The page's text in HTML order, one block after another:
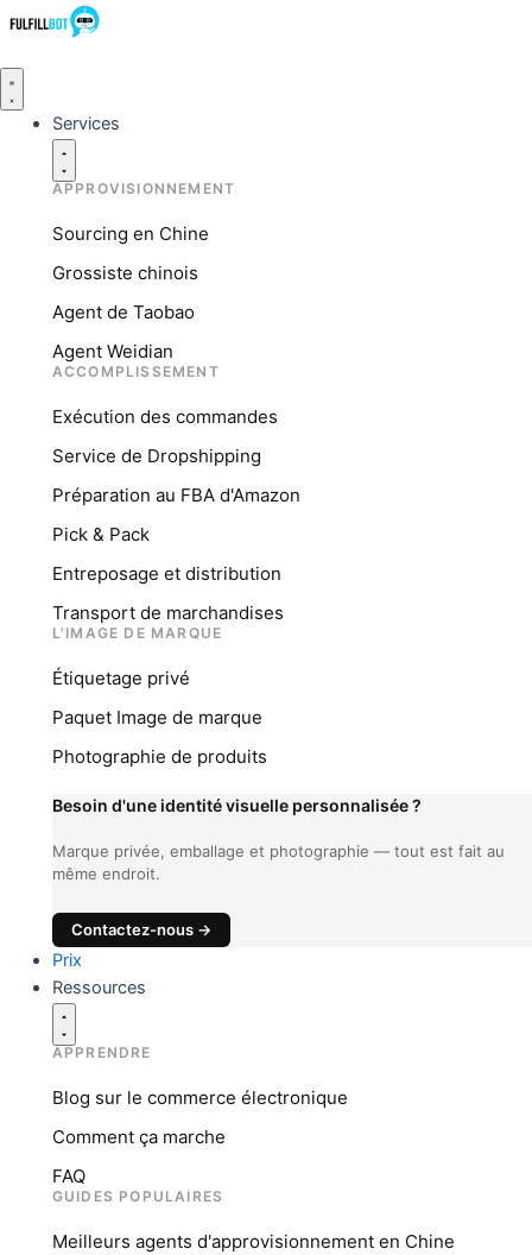
Services
APPROVISIONNEMENT
Sourcing en Chine
Grossiste chinois
Agent de Taobao
Agent Weidian
ACCOMPLISSEMENT
Exécution des commandes
Service de Dropshipping
Préparation au FBA d'Amazon
Pick & Pack
Entreposage et distribution
Transport de marchandises
L'IMAGE DE MARQUE
Étiquetage privé
Paquet Image de marque
Photographie de produits
Besoin d'une identité visuelle personnalisée ?
Marque privée, emballage et photographie — tout est fait au
même endroit.
Contactez-nous →
Prix
Ressources
APPRENDRE
Blog sur le commerce électronique
Comment ça marche
FAQ
GUIDES POPULAIRES
Meilleurs agents d'approvisionnement en Chine